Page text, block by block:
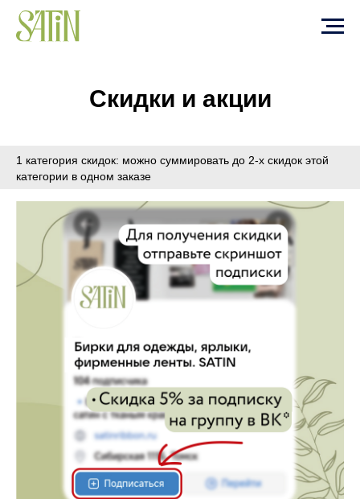
Скидки и акции
1 категория скидок: можно суммировать до 2-х скидок этой
категории в одном заказе